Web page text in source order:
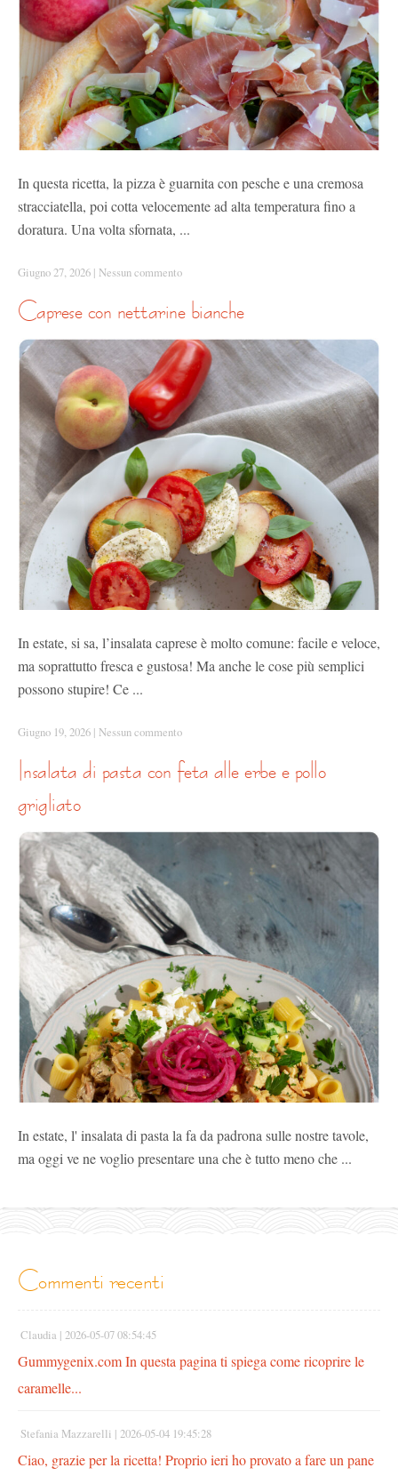
In questa ricetta, la pizza è guarnita con pesche e una cremosa
stracciatella, poi cotta velocemente ad alta temperatura fino a
doratura. Una volta sfornata, ...
Giugno 27, 2026 | Nessun commento
caprese con nettarine bianche
In estate, si sa, l’insalata caprese è molto comune: facile e veloce,
ma soprattutto fresca e gustosa! Ma anche le cose più semplici
possono stupire! Ce ...
Giugno 19, 2026 | Nessun commento
grigliato
In estate, l' insalata di pasta la fa da padrona sulle nostre tavole,
ma oggi ve ne voglio presentare una che è tutto meno che ...
commenti recenti
Claudia | 2026-05-07 08:54:45
Gummygenix.com In questa pagina ti spiega come ricoprire le
caramelle...
Stefania Mazzarelli | 2026-05-04 19:45:28
Ciao, grazie per la ricetta! Proprio ieri ho provato a fare un pane